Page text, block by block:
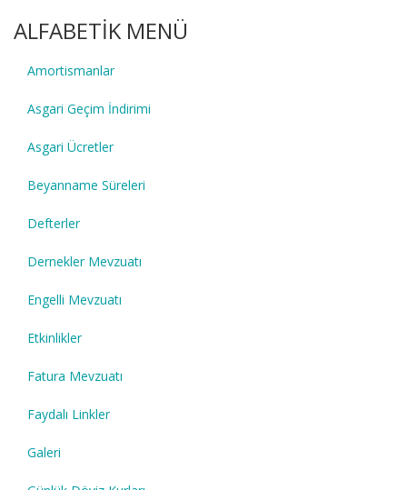
ALFABETİK MENÜ
Amortismanlar
Asgari Geçim İndirimi
Asgari Ücretler
Beyanname Süreleri
Defterler
Dernekler Mevzuatı
Engelli Mevzuatı
Etkinlikler
Fatura Mevzuatı
Faydalı Linkler
Galeri